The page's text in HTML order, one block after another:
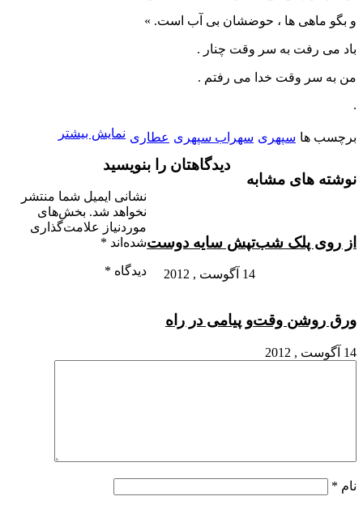
و بگو ماهی ها ، حوضشان بی آب است. »
باد می رفت به سر وقت چنار .
من به سر وقت خدا می رفتم .
.
برچسب ها سپهری سهراب سپهری عطاری نمایش بیشتر
نوشته های مشابه
از روی پلک شبتپش سایه دوست
14 آگوست , 2012
ورق روشن وقت
14 آگوست , 2012
و پیامی در راه
دیدگاهتان را بنویسید
نشانی ایمیل شما منتشر
نخواهد شد. بخش‌های
موردنیاز علامت‌گذاری
شده‌اند *
دیدگاه *
نام *